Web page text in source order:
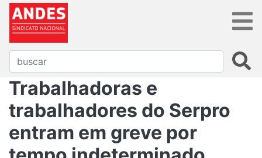
Trabalhadoras e
trabalhadores do Serpro
entram em greve por